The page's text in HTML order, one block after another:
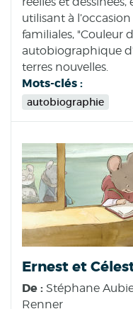
utilisant à
familiales, "Couleur
autobiographique
terres nouvelles.
Mots-clés :
autobiographie
Ernest et
De : Stéphane
Renner